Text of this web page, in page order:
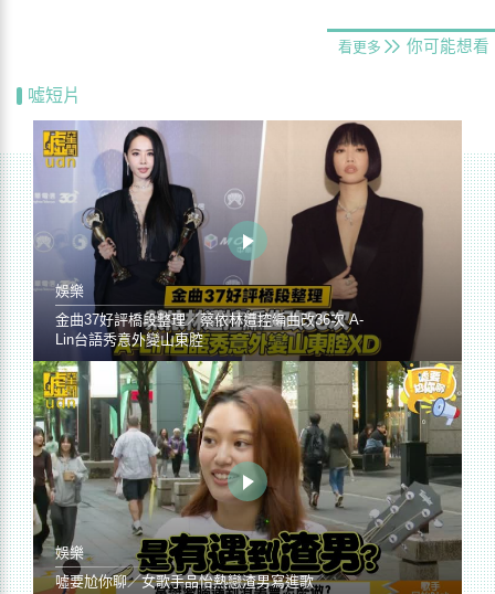
看更多 你可能想看
噓短片
娛樂
金曲37好評橋段整理／蔡依林遭控編曲改36次 A-
Lin台語秀意外變山東腔
娛樂
噓要尬你聊／女歌手品怡熱戀渣男寫進歌